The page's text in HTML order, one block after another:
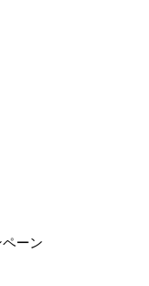
ーン